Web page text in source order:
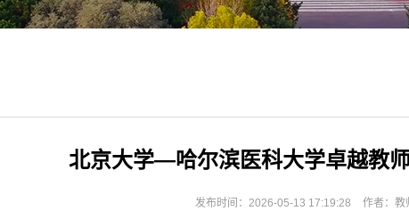
北京大学—哈尔滨医科大学卓越教
发布时间：2026-05-13 17:19:28 作者：教